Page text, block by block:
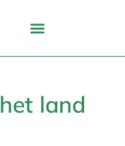
land